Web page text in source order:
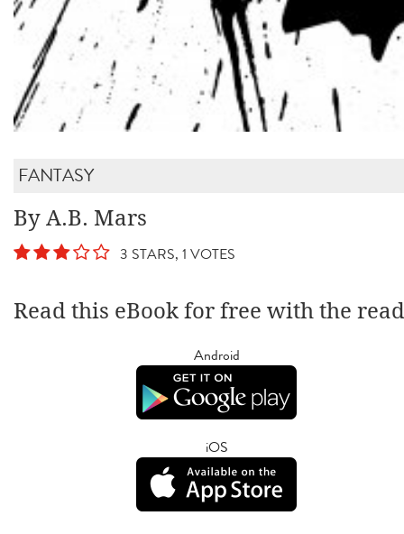
FANTASY
By A.B. Mars
3 STARS, 1 VOTES
Read this eBook for free with the
Android
iOS